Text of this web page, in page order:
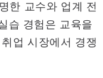
한 교수와 업계 전
습 경험은 교육을
업 시장에서 경쟁